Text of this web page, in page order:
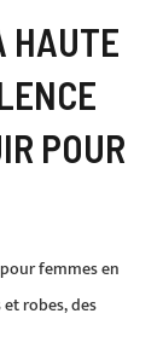
HAUTE
POUR
femmes en
robes, des